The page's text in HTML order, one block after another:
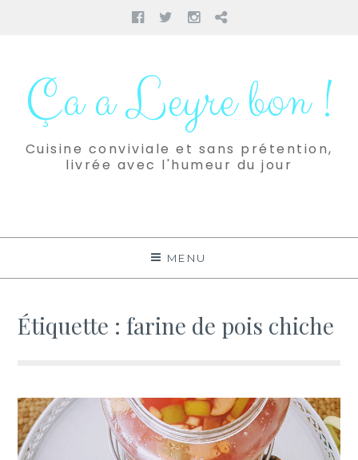
Facebook
TwitterInstagram
Pinterest
contenuÇa a Leyre bon !
Cuisine conviviale et sans prétention,
livrée avec l'humeur du jour
MENU
Étiquette :farine de pois chiche